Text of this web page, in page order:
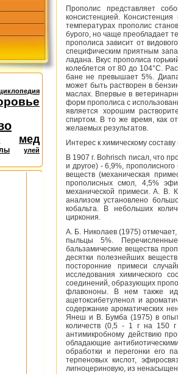
мед
улей
Прополис представляет
консистенцией.
температурах прополис
бурого, но чаще преобладает
прополиса зависит от
специфическим приятным
ладана. Вкус прополиса
колеблется от 80 до 104°С.
бане не превышает 5%.
может быть растворен в
маслах. Впервые в
форм прополиса с
является хорошим
спиртом. В то же время, как
желаемых результатов.
Интерес к химическому
В 1907 г. Bohrisch писал, что
и другое) - 6,9%,
веществ (механическая
прополисных смол, 4,5%
механической примеси. А. В.
анализом установлено
кобальта. В небольших
циркония.
А. Б. Николаев (1975)
пыльцы 5%.
бальзамические вещества
десятки полезнейших
посторонние примеси
исследования химического
соединений, образующих
флавононы. В нем также
ацетоксибетуленол и
содержание ароматических
Янеш и В. Бумба (1975) в
количеств (0,5 - 1 г на 150 г
антимикробному действию
обладающие
обработки и перегонки его
терпеновых кислот,
лигноцериновую, из